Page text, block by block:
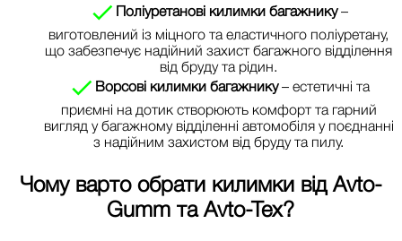
Поліуретанові килимки багажнику–
виготовлений із міцного та еластичного поліуретану,
що забезпечує надійний захист багажного відділення
від бруду та рідин.
Ворсові килимки багажнику– естетичні та
приємні на дотик створюють комфорт та гарний
вигляд у багажному відділенні автомобіля у поєднанні
з надійним захистом від бруду та пилу.
Чому варто обрати килимки від Avto-
Gumm та Avto-Tex?